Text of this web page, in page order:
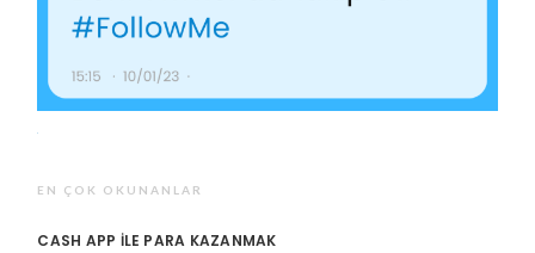
EN ÇOK OKUNANLAR
CASH APP ILE PARA KAZANMAK